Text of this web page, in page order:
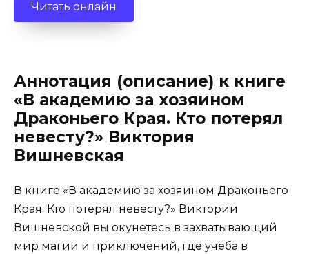
Читать онлайн
Аннотация (описание) к книге
«В академию за хозяином
Драконьего Края. Кто потерял
невесту?» Виктория
Вишневская
В книге «В академию за хозяином Драконьего
Края. Кто потерял невесту?» Виктории
Вишневской вы окунетесь в захватывающий
мир магии и приключений, где учеба в